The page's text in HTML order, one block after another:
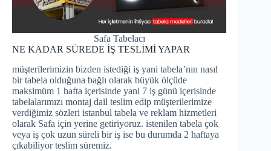
Safa Tabelacı
NE KADAR SÜREDE İŞ TESLİMİ YAPAR
müşterilerimizin bizden istediği iş yani tabela’nın nasıl
bir tabela olduğuna bağlı olarak büyük ölçüde
maksimüm 1 hafta içerisinde yani 7 iş günü içerisinde
tabelalarımızı montaj dail teslim edip müşterilerimize
verdiğimiz sözleri istanbul tabela ve reklam hizmetleri
olarak Safa için yerine getiriyoruz. istenilen tabela çok
veya iş çok uzun süreli bir iş ise bu durumda 2 haftaya
çıkabiliyor teslim süremiz.